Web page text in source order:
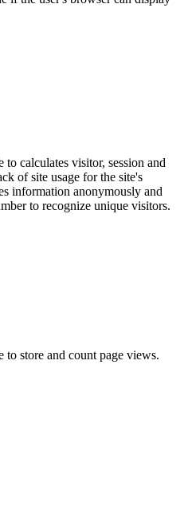
calculates visitor, session and
of site usage for the site's
information anonymously and
to recognize unique visitors.
store and count page views.